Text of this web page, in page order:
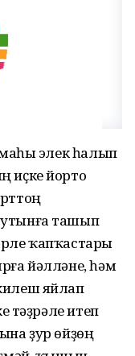
элек һалып
иҫке йорто
ташып
ҡапҡастары
йәлләне, һәм
яйлап
тәҙрәле итеп
ҙур өйҙөң